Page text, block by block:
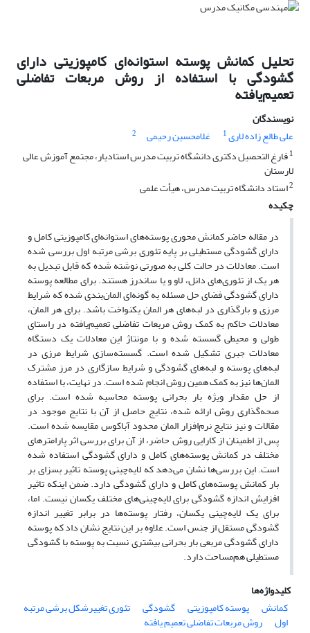
تحلیل کمانش پوسته استوانه‌ای کامپوزیتی دارای
گشودگی با استفاده از روش مربعات تفاضلی
تعمیم‌یافته
نویسندگان
علی طالع زاده لاری1 غلامحسین رحیمی
2
1فارغ التحصیل دکتری دانشگاه تربیت مدرس استادیار، مجتمع آموزش عالی
لارستان
2استاد دانشگاه تربیت مدرس، هیأت علمی
چکیده
در مقاله حاضر کمانش محوری پوسته‌های استوانه‌ای کامپوزیتی کامل و
دارای گشودگی مستطیلی بر پایه تئوری برشی مرتبه اول بررسی شده
است. معادلات در حالت کلی به صورتی نوشته شده که قابل تبدیل به
هر یک از تئوری‌های دانل، لاو و یا ساندرز هستند. برای مطالعه پوسته
دارای گشودگی فضای حل مسئله به گونه‌ای المان‌بندی شده که شرایط
مرزی و بارگذاری در لبه‌های هر المان یکنواخت باشد. برای هر المان،
معادلات حاکم به کمک روش مربعات تفاضلی تعمیم‌یافته در راستای
طولی و محیطی گسسته شده و با مونتاژ این معادلات یک دستگاه
معادلات جبری تشکیل شده است. گسسته‌سازی شرایط مرزی در
لبه‌های پوسته و لبه‌های گشودگی و شرایط سازگاری در مرز مشترک
المان‌ها نیز به کمک همین روش انجام شده است. در نهایت، با استفاده
از حل مقدار ویژه بار بحرانی پوسته محاسبه شده است. برای
صحه‌گذاری روش ارائه شده، نتایج حاصل از آن با نتایج موجود در
مقالات و نیز نتایج نرم‌افزار المان محدود آباکوس مقایسه شده است.
پس از اطمینان از کارایی روش حاضر، از آن برای بررسی اثر پارامترهای
مختلف در کمانش پوسته‌های کامل و دارای گشودگی استفاده شده
است. این بررسی‌ها نشان می‌دهد که لایه‌چینی پوسته تاثیر بسزای بر
بار کمانش پوسته‌های کامل و دارای گشودگی دارد. ضمن اینکه تاثیر
افزایش اندازه گشودگی برای لایه‌چینی‌های مختلف یکسان نیست. اما،
برای یک لایه‌چینی یکسان، رفتار پوسته‌ها در برابر تغییر اندازه
گشودگی مستقل از جنس است. علاوه بر این نتایج نشان داد که پوسته
دارای گشودگی مربعی بار بحرانی بیشتری نسبت به پوسته‌ با گشودگی
مستطیلی هم‌مساحت دارد.
کلیدواژه‌ها
کمانش
پوسته کامپوزیتی گشودگی تئوری تغییرشکل برشی مرتبه
اول
روش مربعات تفاضلی تعمیم یافته